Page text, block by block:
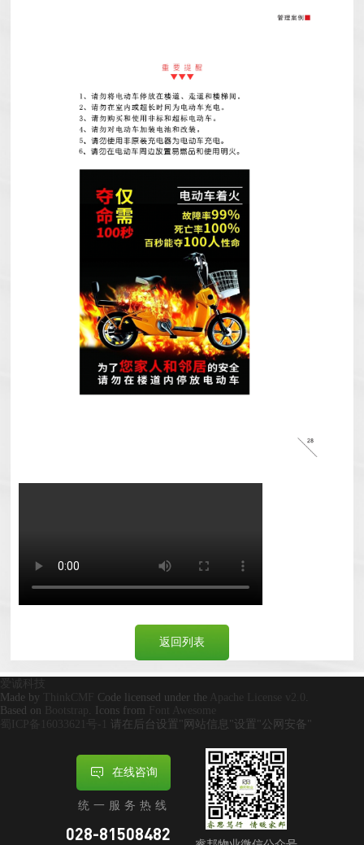
返回列表
爱诚科技
Made by
ThinkCMF Code licensed under the Apache License v2.0 .
Based on
Bootstrap . Icons from
Font Awesome
蜀ICP备16033621号-1 请在后台设置"网站信息"设置"公网安备"
在线咨询
统一服务热线
028-81508482